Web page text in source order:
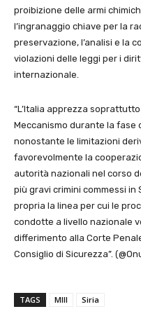
proibizione delle armi
l’ingranaggio chiave per la
preservazione, l’analisi e la
violazioni delle leggi per i
internazionale.
“L’Italia apprezza
Meccanismo durante la fase
nonostante le limitazioni
favorevolmente la
autorità nazionali nel corso
più gravi crimini commessi in
propria la linea per cui le
condotte a livello nazionale
differimento alla Corte
Consiglio di Sicurezza”.
TAGS MIII Siria